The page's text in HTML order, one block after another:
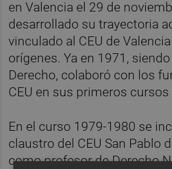
en Valencia el 29 de
desarrollado su trayectoria
vinculado al CEU de
orígenes. Ya en 1971,
Derecho, colaboró con los
CEU en sus primeros cursos
En el curso 1979-1980 se
claustro del CEU San Pablo
como profesor de Derecho